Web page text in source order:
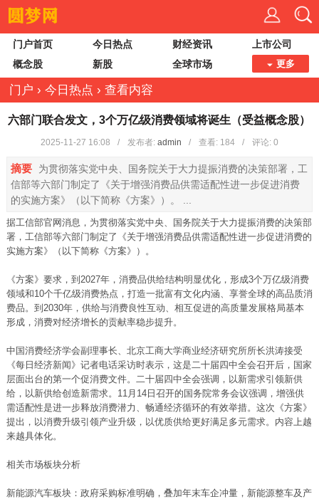
门户首页 今日热点 财经资讯
上市公司
概念股
新股 全球市场 更多
门户 › 今日热点 › 查看内容
六部门联合发文，3个万亿级消费领域将诞生（受益概念股）
2025-11-27 16:08 / 发布者: admin / 查看: 184 / 评论: 0
摘要
为贯彻落实党中央、国务院关于大力提振消费的决策部署，工
信部等六部门制定了《关于增强消费品供需适配性进一步促进消费
的实施方案》（以下简称《方案》）。 ...
据工信部官网消息，为贯彻落实党中央、国务院关于大力提振消费的决策部
署，工信部等六部门制定了《关于增强消费品供需适配性进一步促进消费的
实施方案》（以下简称《方案》）。
《方案》要求，到2027年，消费品供给结构明显优化，形成3个万亿级消费
领域和10个千亿级消费热点，打造一批富有文化内涵、享誉全球的高品质消
费品。到2030年，供给与消费良性互动、相互促进的高质量发展格局基本
形成，消费对经济增长的贡献率稳步提升。
中国消费经济学会副理事长、北京工商大学商业经济研究所所长洪涛接受
《每日经济新闻》记者电话采访时表示，这是二十届四中全会召开后，国家
层面出台的第一个促消费文件。二十届四中全会强调，以新需求引领新供
给，以新供给创造新需求。11月14日召开的国务院常务会议强调，增强供
需适配性是进一步释放消费潜力、畅通经济循环的有效举措。这次《方案》
提出，以消费升级引领产业升级，以优质供给更好满足多元需求。内容上越
来越具体化。
相关市场板块分析
新能源汽车板块：政府采购标准明确，叠加年末车企冲量，新能源整车及产